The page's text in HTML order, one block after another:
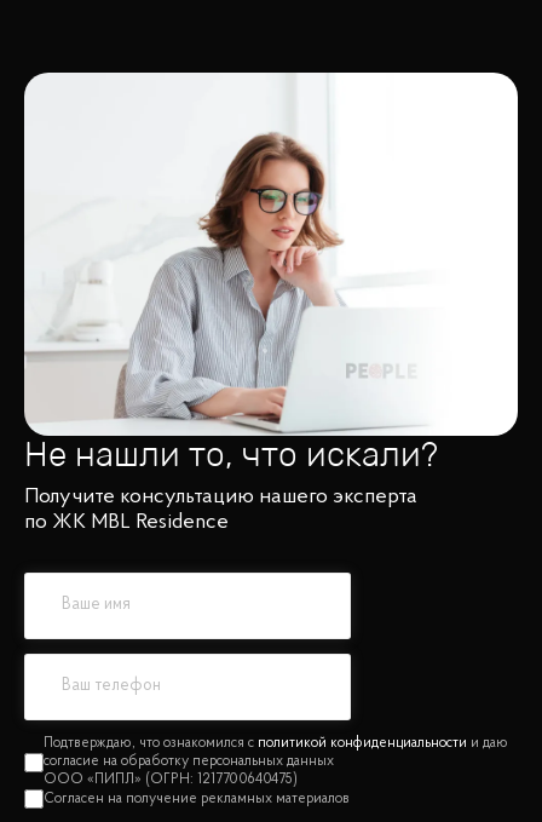
Не нашли то, что искали?
Получите консультацию нашего эксперта
по ЖК MBL Residence
политикой конфиденциальности